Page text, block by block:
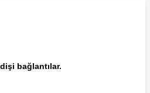
- erkek dişli bağlantılar.
bağlantılar.